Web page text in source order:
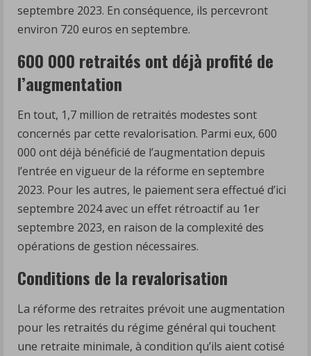
septembre 2023. En conséquence, ils percevront
environ 720 euros en septembre.
600 000 retraités ont déjà profité de
l’augmentation
En tout, 1,7 million de retraités modestes sont
concernés par cette revalorisation. Parmi eux, 600
000 ont déjà bénéficié de l’augmentation depuis
l’entrée en vigueur de la réforme en septembre
2023. Pour les autres, le paiement sera effectué d’ici
septembre 2024 avec un effet rétroactif au 1er
septembre 2023, en raison de la complexité des
opérations de gestion nécessaires.
Conditions de la revalorisation
La réforme des retraites prévoit une augmentation
pour les retraités du régime général qui touchent
une retraite minimale, à condition qu’ils aient cotisé